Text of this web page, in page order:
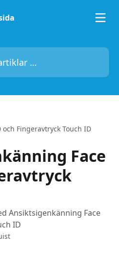
Fingeravtryck Touch ID
Face
Ansiktsigenkänning Face
ID